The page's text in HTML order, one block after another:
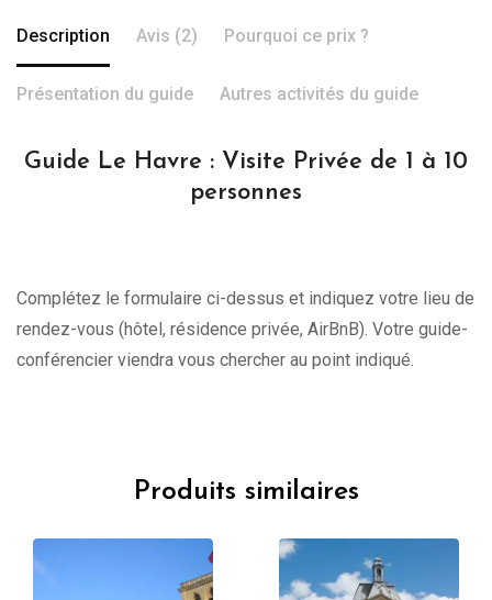
Description Avis (2) Pourquoi ce prix ?
Présentation du guide Autres activités du guide
Guide Le Havre : Visite Privée de 1 à 10
personnes
Complétez le formulaire ci-dessus et indiquez votre lieu de
rendez-vous (hôtel, résidence privée, AirBnB). Votre guide-
conférencier viendra vous chercher au point indiqué.
Produits similaires